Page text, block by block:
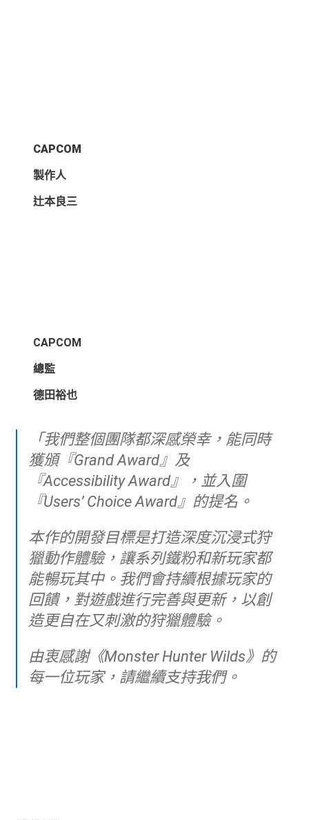
CAPCOM
製作人
辻本良三
CAPCOM
總監
德田裕也
「我們整個團隊都深感榮幸，能同時
獲頒『Grand Award』及
『Accessibility Award』，並入圍
『Users’ Choice Award』的提名。
本作的開發目標是打造深度沉浸式狩
獵動作體驗，讓系列鐵粉和新玩家都
能暢玩其中。我們會持續根據玩家的
回饋，對遊戲進行完善與更新，以創
造更自在又刺激的狩獵體驗。
由衷感謝《Monster Hunter Wilds》的
每一位玩家，請繼續支持我們。